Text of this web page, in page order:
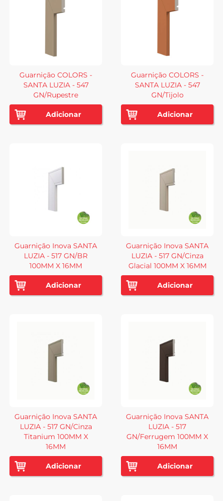
Guarnição COLORS -
SANTA LUZIA - 547
GN/Rupestre
Adicionar
Guarnição COLORS -
SANTA LUZIA - 547
GN/Tijolo
Adicionar
Guarnição Inova SANTA
LUZIA - 517 GN/BR
100MM X 16MM
Adicionar
Guarnição Inova SANTA
LUZIA - 517 GN/Cinza
Glacial 100MM X 16MM
Adicionar
Guarnição Inova SANTA
LUZIA - 517 GN/Cinza
Titanium 100MM X
16MM
Adicionar
Guarnição Inova SANTA
LUZIA - 517
GN/Ferrugem 100MM X
16MM
Adicionar